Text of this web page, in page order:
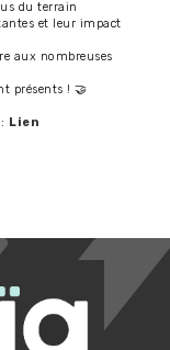
du terrain
et leur impact
aux nombreuses
présents ! 🤝
Lien